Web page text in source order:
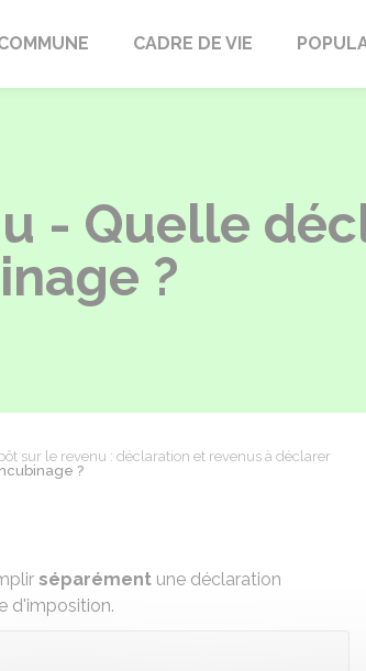
CADRE DE VIE
- Quelle
?
sur le revenu : déclaration et revenus à déclarer
?
séparément une déclaration
d'imposition.